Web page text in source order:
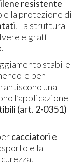
resistente
la protezione di
. La struttura
e graffi
stabile
ben
una
l’applicazione
(art. 2-0351)
cacciatori e
e la